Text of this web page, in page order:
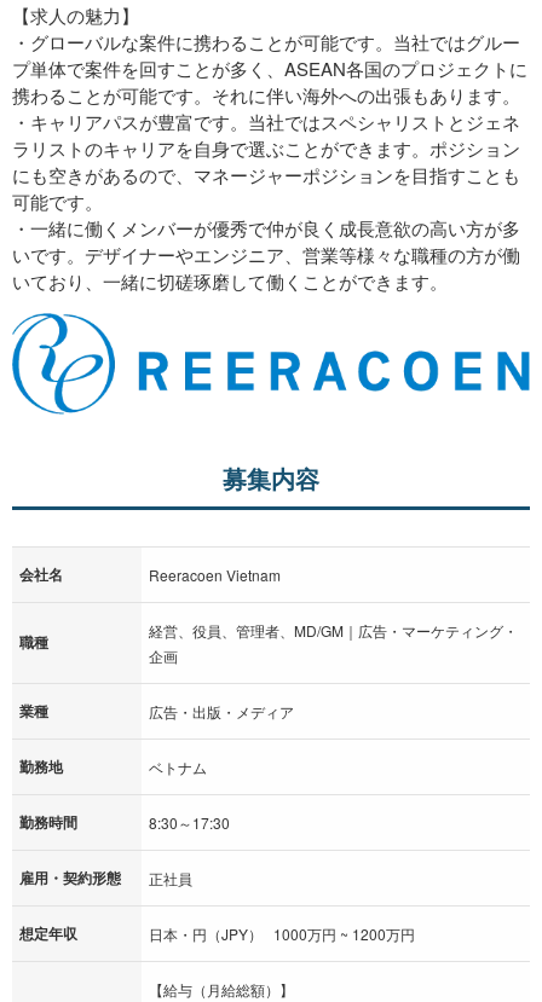
【求人の魅力】
・グローバルな案件に携わることが可能です。当社ではグルー
プ単体で案件を回すことが多く、ASEAN各国のプロジェクトに
携わることが可能です。それに伴い海外への出張もあります。
・キャリアパスが豊富です。当社ではスペシャリストとジェネ
ラリストのキャリアを自身で選ぶことができます。ポジション
にも空きがあるので、マネージャーポジションを目指すことも
可能です。
・一緒に働くメンバーが優秀で仲が良く成長意欲の高い方が多
いです。デザイナーやエンジニア、営業等様々な職種の方が働
いており、一緒に切磋琢磨して働くことができます。
募集内容
会社名 Reeracoen Vietnam
職種
経営、役員、管理者、MD/GM｜広告・マーケティング・
企画
業種 広告・出版・メディア
勤務地 ベトナム
勤務時間 8:30～17:30
雇用・契約形態 正社員
想定年収 日本・円（JPY） 1000万円 ~ 1200万円
【給与（月給総額）】